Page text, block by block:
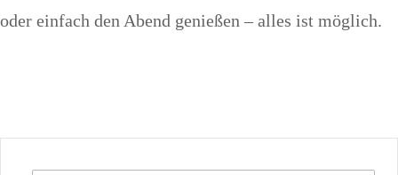
oder einfach den Abend genießen – alles ist möglich.